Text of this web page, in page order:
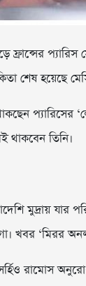
ফ্রান্সের
শেষ হয়েছে
প্যারিসের
থাকবেন তিনি।
মুদ্রায় যার
খবর ‘মিরর
রামোস